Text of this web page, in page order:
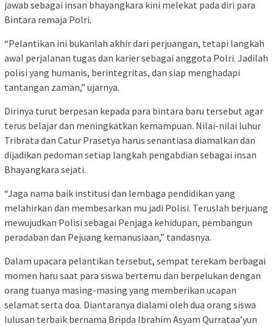
jawab sebagai insan bhayangkara kini melekat pada diri para
Bintara remaja Polri.
“Pelantikan ini bukanlah akhir dari perjuangan, tetapi langkah
awal perjalanan tugas dan karier sebagai anggota Polri. Jadilah
polisi yang humanis, berintegritas, dan siap menghadapi
tantangan zaman,” ujarnya.
Dirinya turut berpesan kepada para bintara baru tersebut agar
terus belajar dan meningkatkan kemampuan. Nilai-nilai luhur
Tribrata dan Catur Prasetya harus senantiasa diamalkan dan
dijadikan pedoman setiap langkah pengabdian sebagai insan
Bhayangkara sejati.
“Jaga nama baik institusi dan lembaga pendidikan yang
melahirkan dan membesarkan mu jadi Polisi. Teruslah berjuang
mewujudkan Polisi sebagai Penjaga kehidupan, pembangun
peradaban dan Pejuang kemanusiaan,” tandasnya.
Dalam upacara pelantikan tersebut, sempat terekam berbagai
momen haru saat para siswa bertemu dan berpelukan dengan
orang tuanya masing-masing yang memberikan ucapan
selamat serta doa. Diantaranya dialami oleh dua orang siswa
lulusan terbaik bernama Bripda Ibrahim Asyam Qurrataa’yun